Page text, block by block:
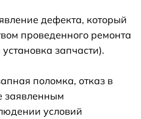
дефекта, который
проведенного ремонта
запчасти).
поломка, отказ в
заявленным
условий